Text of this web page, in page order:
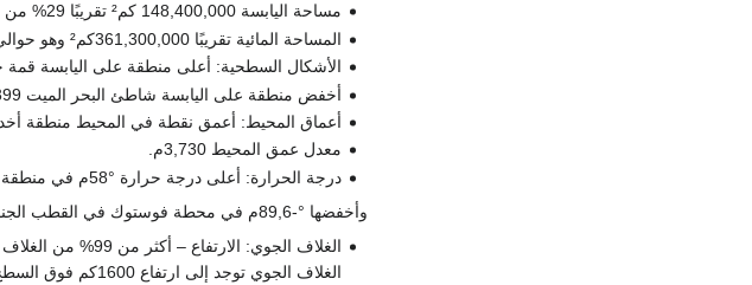
مساحة اليابسة 148,400,000 كم² تقريبًا 29% من المساحة الكلية السطحية.
المساحة المائية تقريبًا 361,300,000كم² وهو حوالي 71% من مجموع المساحة السطحية.
الأشكال السطحية: أعلى منطقة على اليابسة قمة جبل إيفرست 8,848م
أخفض منطقة على اليابسة شاطئ البحر الميت 399 م تقريبًا تحت مستوى سطح البحر.
أعماق المحيط: أعمق نقطة في المحيط منطقة أخدود ماريانا
معدل عمق المحيط 3,730م.
درجة الحرارة: أعلى درجة حرارة °58م في منطقة العزيزية، ليبيا.
وأخفضها °-89,6م في محطة فوستوك في القطب الجنوبي. معدل درجة الحرارة السطحية 14°م.
الغلاف الجوي توجد إلى ارتفاع 1600كم فوق السطح.